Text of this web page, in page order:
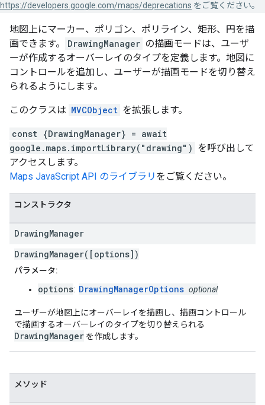
https://developers.google.com/maps/deprecations をご覧ください。
地図上にマーカー、ポリゴン、ポリライン、矩形、円を描
画できます。
DrawingManager の描画モードは、ユーザ
ーが作成するオーバーレイのタイプを定義します。地図に
コントロールを追加し、ユーザーが描画モードを切り替え
られるようにします。
このクラスは MVCObject を拡張します。
const {DrawingManager} = await
google.maps.importLibrary("drawing") を呼び出して
アクセスします。
Maps JavaScript API のライブラリ をご覧ください。
コンストラクタ
DrawingManager
DrawingManager([options])
パラメータ:
options: DrawingManagerOptions optional
ユーザーが地図上にオーバーレイを描画し、描画コントロール
で描画するオーバーレイのタイプを切り替えられる
DrawingManager を作成します。
メソッド